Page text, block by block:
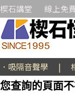
楔石講堂 線上免
．吸隔音聲學 |
您查詢的頁面不